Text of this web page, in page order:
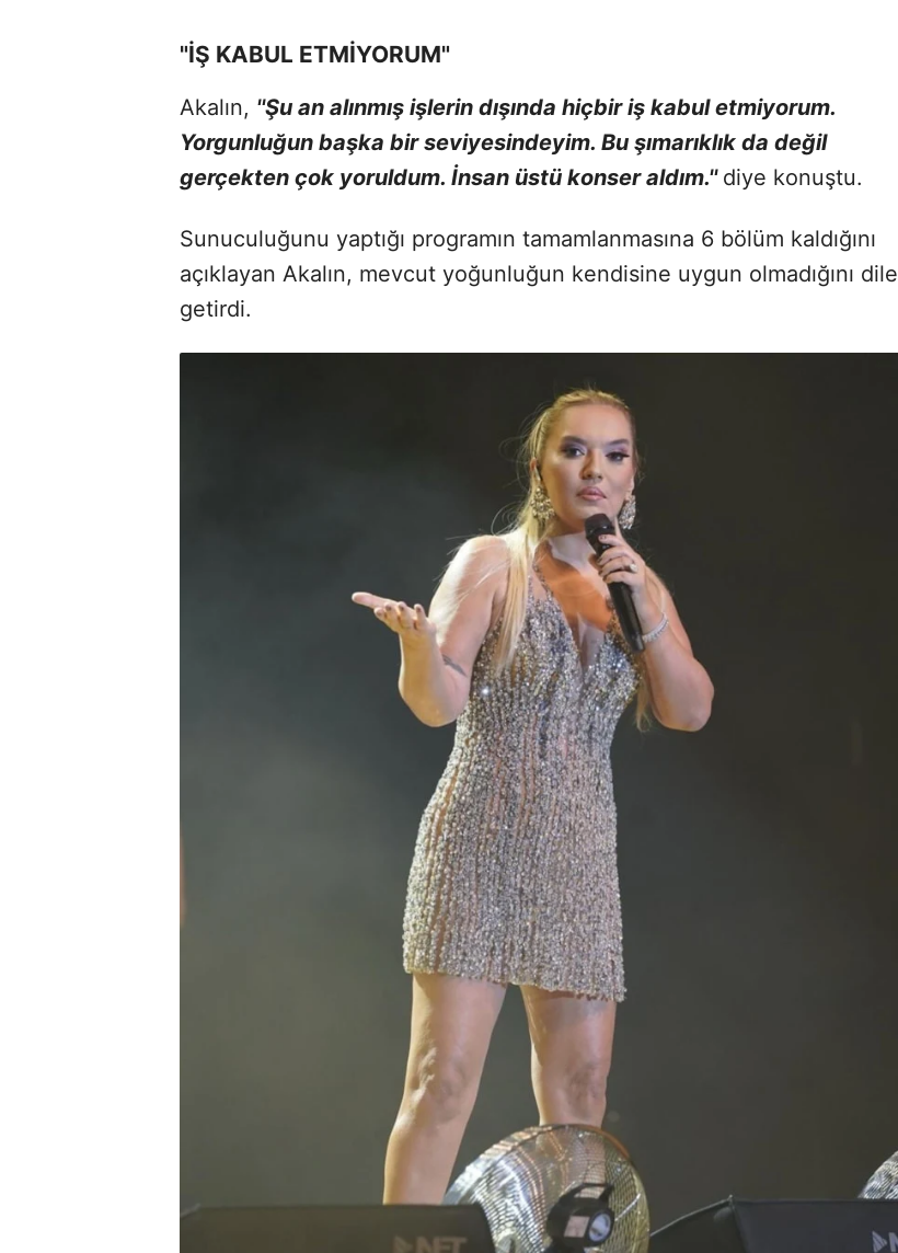
"İŞ KABUL ETMİYORUM"
Akalın, ''Şu an alınmış işlerin dışında hiçbir iş kabul etmiyorum.
Yorgunluğun başka bir seviyesindeyim. Bu şımarıklık da değil
gerçekten çok yoruldum. İnsan üstü konser aldım.'' diye konuştu.
Sunuculuğunu yaptığı programın tamamlanmasına 6 bölüm kaldığını
açıklayan Akalın, mevcut yoğunluğun kendisine uygun olmadığını dile
getirdi.